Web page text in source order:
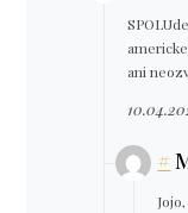
ani
#